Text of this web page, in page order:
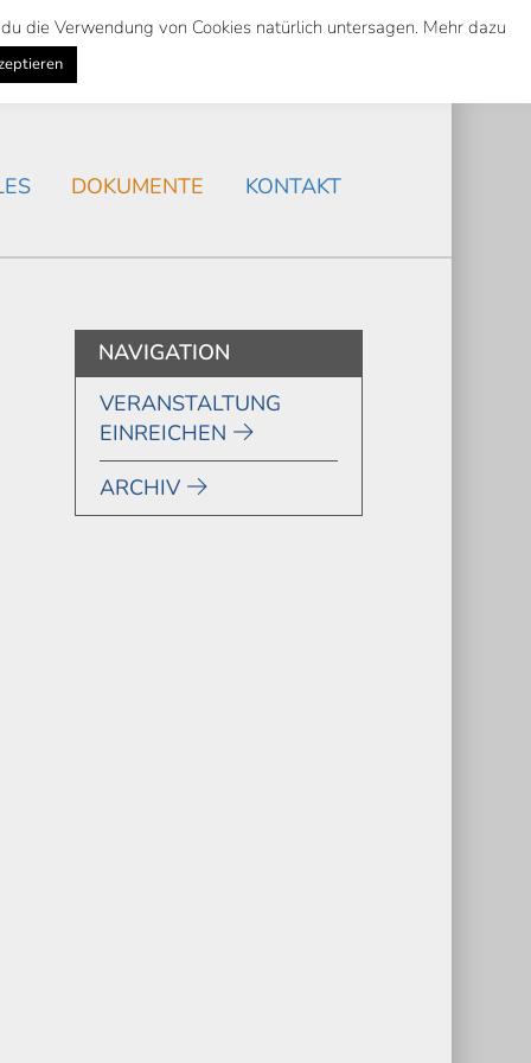
Suche
Search
AKTUELLES
DOKUMENTE KONTAKT
NAVIGATION
VERANSTALTUNG
EINREICHEN
ARCHIV
die Verwendung von Cookies natürlich untersagen. Mehr dazu